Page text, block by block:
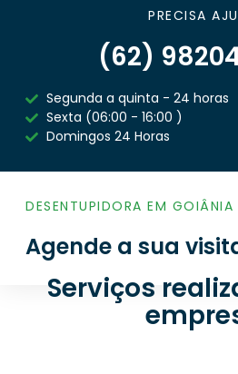
PRECISA
(62)
Segunda a quinta - 24 horas
Sexta (06:00 - 16:00 )
Domingos 24 Horas
DESENTUPIDORA EM GOIÂNIA
Agende a sua
Serviços